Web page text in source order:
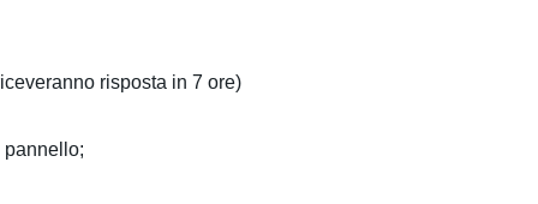
risposta in 7 ore)
pannello;